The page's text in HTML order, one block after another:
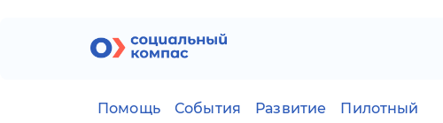
Помощь События Развитие
Пилотный